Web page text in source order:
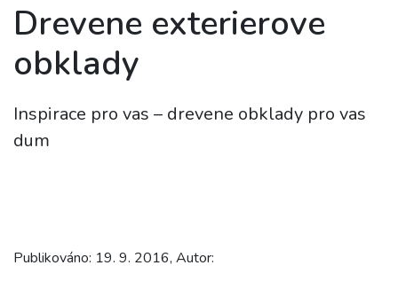
Drevene exterierove
obklady
Inspirace pro vas – drevene obklady pro vas
dum
Publikováno: 19. 9. 2016, Autor: